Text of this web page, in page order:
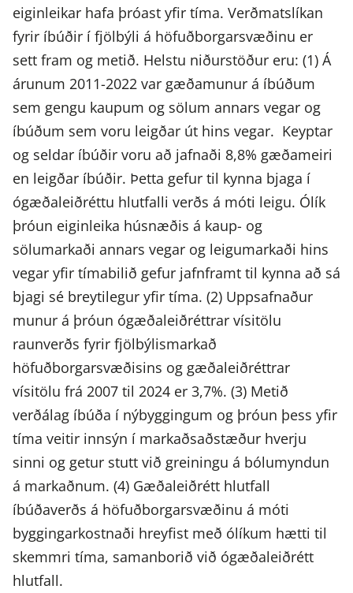
eiginleikar hafa þróast yfir tíma. Verðmatslíkan
fyrir íbúðir í fjölbýli á höfuðborgarsvæðinu er
sett fram og metið. Helstu niðurstöður eru: (1) Á
árunum 2011-2022 var gæðamunur á íbúðum
sem gengu kaupum og sölum annars vegar og
íbúðum sem voru leigðar út hins vegar. Keyptar
og seldar íbúðir voru að jafnaði 8,8% gæðameiri
en leigðar íbúðir. Þetta gefur til kynna bjaga í
ógæðaleiðréttu hlutfalli verðs á móti leigu. Ólík
þróun eiginleika húsnæðis á kaup- og
sölumarkaði annars vegar og leigumarkaði hins
vegar yfir tímabilið gefur jafnframt til kynna að sá
bjagi sé breytilegur yfir tíma. (2) Uppsafnaður
munur á þróun ógæðaleiðréttrar vísitölu
raunverðs fyrir fjölbýlismarkað
höfuðborgarsvæðisins og gæðaleiðréttrar
vísitölu frá 2007 til 2024 er 3,7%. (3) Metið
verðálag íbúða í nýbyggingum og þróun þess yfir
tíma veitir innsýn í markaðsaðstæður hverju
sinni og getur stutt við greiningu á bólumyndun
á markaðnum. (4) Gæðaleiðrétt hlutfall
íbúðaverðs á höfuðborgarsvæðinu á móti
byggingarkostnaði hreyfist með ólíkum hætti til
skemmri tíma, samanborið við ógæðaleiðrétt
hlutfall.